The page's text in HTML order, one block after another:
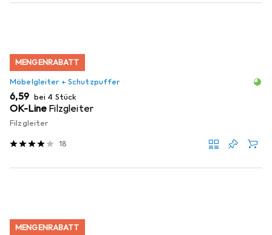
MENGENRABATT
Möbelgleiter + Schutzpuffer
EUR
6,59 bei 4 Stück
OK-Line Filzgleiter
Filzgleiter
18
MENGENRABATT